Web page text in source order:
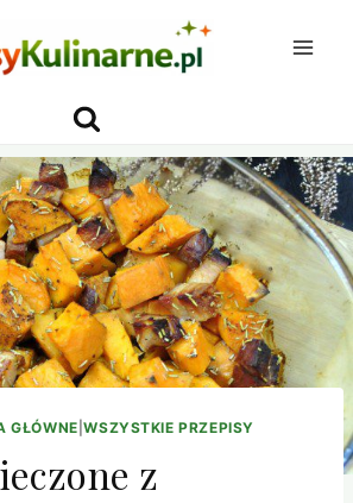
GŁÓWNE |WSZYSTKIE PRZEPISY
z